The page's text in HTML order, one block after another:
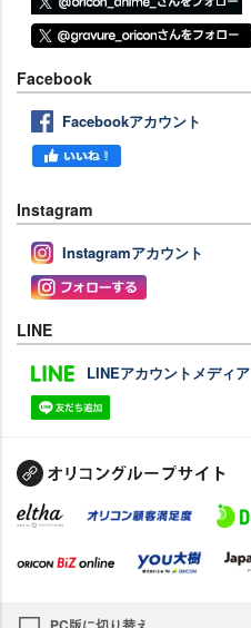
Facebook
Facebookアカウント
Instagram
Instagramアカウント
LINE
LINEアカウントメディア